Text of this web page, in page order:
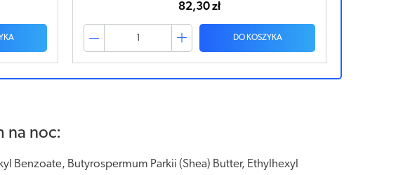
68,71 zł
DO KOSZYKA
na noc:
Benzoate, Butyrospermum Parkii (Shea) Butter, Ethylhexyl